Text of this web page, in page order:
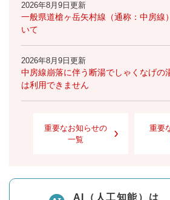
2026年8月9日更新
一般県道槍ヶ岳矢村線（通称：中房線
いて
2026年8月9日更新
中房線崩落に伴う断湯でしゃくなげの
は利用できません
重要なお知らせの
一覧
重要
AI（人工知能）は